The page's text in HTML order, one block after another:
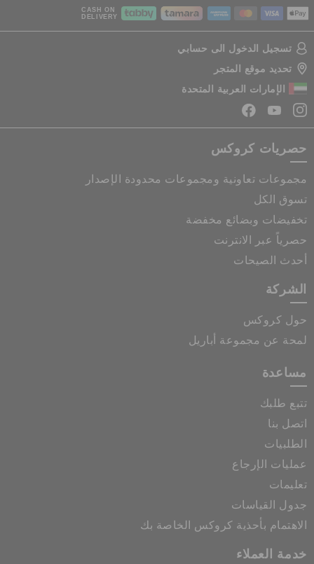
CASH ON
DELIVERY
تسجيل الدخول الى حسابي
تحديد موقع المتجر
الإمارات العربية المتحدة
حصريات كروكس
مجموعات تعاونية ومجموعات محدودة الإصدار
تسوق الكل
تخفيضات وبضائع مخفضة
حصرياً عبر الانترنت
أحدث الصيحات
الشركة
حول كروكس
لمحة عن مجموعة أباريل
مساعدة
تتبع طلبك
اتصل بنا
الطلبيات
عمليات الإرجاع
تعليمات
جدول القياسات
الاهتمام بأحذية كروكس الخاصة بك
خدمة العملاء